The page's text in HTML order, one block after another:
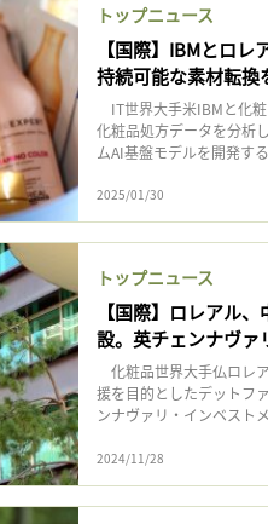
トップニュース
【国際】IBMとロ
持続可能な素材転換
IT世界大手米IBMと化
化粧品処方データを分析
ムAI基盤モデルを開発す
2025/01/30
トップニュース
【国際】ロレアル
設。英チェンナヴァ
化粧品世界大手仏ロレ
援を目的としたデットフ
ンナヴァリ・インベスト
2024/11/28